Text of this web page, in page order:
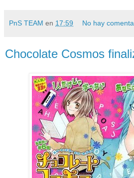
PnS TEAM en 17:59 No hay
Chocolate Cosmos